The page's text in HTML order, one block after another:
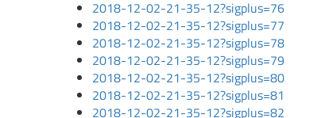
2018-12-02-21-35-12?sigplus=76
2018-12-02-21-35-12?sigplus=77
2018-12-02-21-35-12?sigplus=78
2018-12-02-21-35-12?sigplus=79
2018-12-02-21-35-12?sigplus=80
2018-12-02-21-35-12?sigplus=81
2018-12-02-21-35-12?sigplus=82